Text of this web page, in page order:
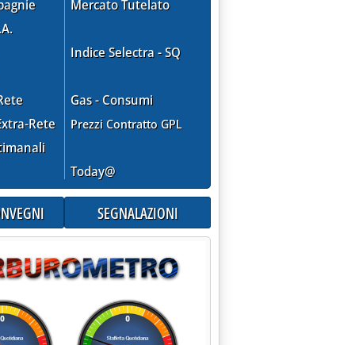
2000'
Rete
Mercato Tutelato
Indice Selectra - SQ
Gas - Consumi
Prezzi Contratto GPL
Today@
SEGNALAZIONI